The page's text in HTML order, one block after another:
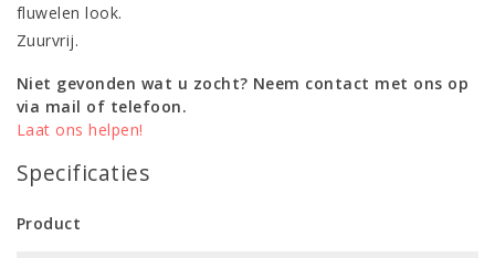
fluwelen look.
Zuurvrij.
Niet gevonden wat u zocht? Neem contact met ons op
via mail of telefoon.
Laat ons helpen!
Specificaties
Product